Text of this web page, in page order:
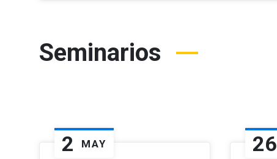
Seminarios
2 MAY 26